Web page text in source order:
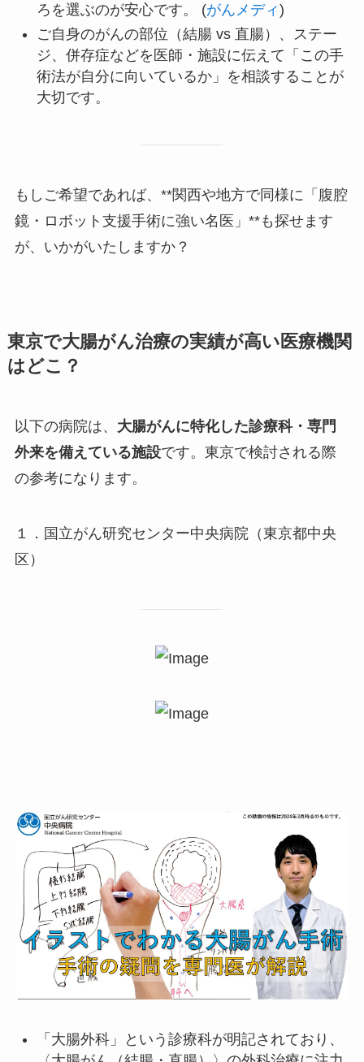
ろを選ぶのが安心です。 (がんメディ)
ご自身のがんの部位（結腸 vs 直腸）、ステー
ジ、併存症などを医師・施設に伝えて「この手
術法が自分に向いているか」を相談することが
大切です。
もしご希望であれば、**関西や地方で同様に「腹腔
鏡・ロボット支援手術に強い名医」**も探せます
が、いかがいたしますか？
東京で大腸がん治療の実績が高い医療機関
はどこ？
以下の病院は、 大腸がんに特化した診療科・専門
外来を備えている施設です。東京で検討される際
の参考になります。
１．国立がん研究センター中央病院（東京都中央
区）
「大腸外科」という診療科が明記されており、